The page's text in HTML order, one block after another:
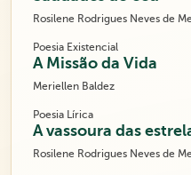
Rosilene Rodrigues Neves de
Poesia Existencial
A Missão da Vida
Meriellen Baldez
Poesia Lírica
A vassoura das
Rosilene Rodrigues Neves de